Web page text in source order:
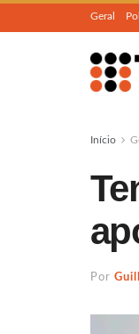
Geral
Início
Por